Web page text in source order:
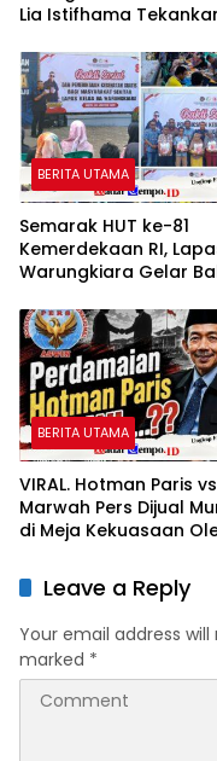
Lia Istifhama
Muda
BERITA UTAMA
Semarak HUT ke-81
Kemerdekaan RI,
Warungkiara Gelar
Kesehatan Gratis bagi
Masyarakat
BERITA UTAMA
VIRAL. Hotman Paris
Marwah Pers Dijual
di Meja Kekuasaan
(ASH)”Leave a Reply
Your email address
marked *